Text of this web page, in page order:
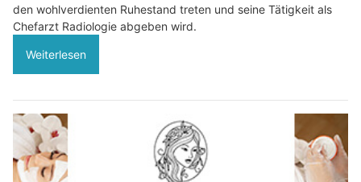
den wohlverdienten Ruhestand treten und seine Tätigkeit als
Chefarzt Radiologie abgeben wird.
Weiterlesen